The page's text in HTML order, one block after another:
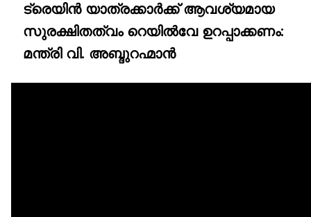
ട്രെയിൻ യാത്രക്കാർക്ക് ആവശ്യമായ
സുരക്ഷിതത്വം റെയിൽവേ ഉറപ്പാക്കണം:
മന്ത്രി വി. അബ്ദുറഹ്മാൻ